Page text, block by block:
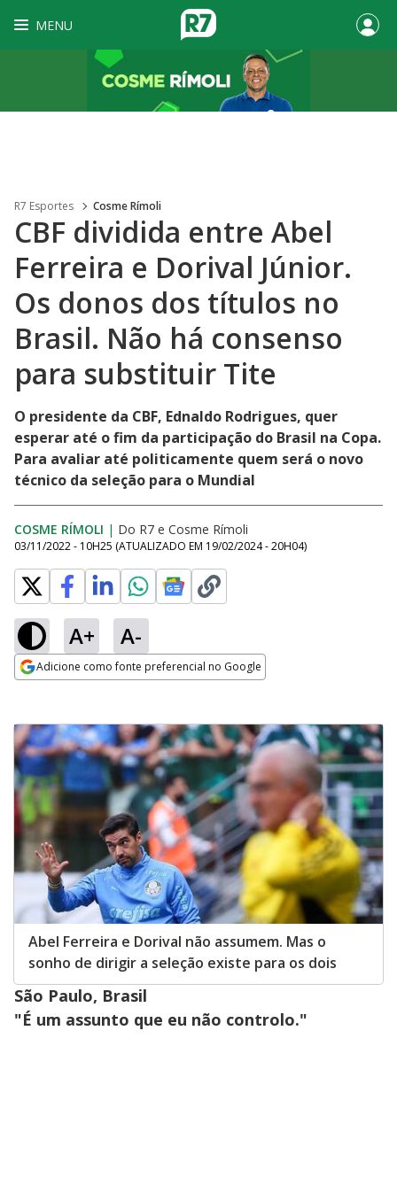
MENU
R7 Esportes Cosme Rímoli
CBF dividida entre Abel
Ferreira e Dorival Júnior.
Os donos dos títulos no
Brasil. Não há consenso
para substituir Tite
O presidente da CBF, Ednaldo Rodrigues, quer
esperar até o fim da participação do Brasil na Copa.
Para avaliar até politicamente quem será o novo
técnico da seleção para o Mundial
COSME RÍMOLI | Do R7 e Cosme Rímoli
03/11/2022 - 10H25 (ATUALIZADO EM 19/02/2024 - 20H04)
A+ A-
Adicione como fonte preferencial no Google
Abel Ferreira e Dorival não assumem. Mas o
sonho de dirigir a seleção existe para os dois
São Paulo, Brasil
"É um assunto que eu não controlo."